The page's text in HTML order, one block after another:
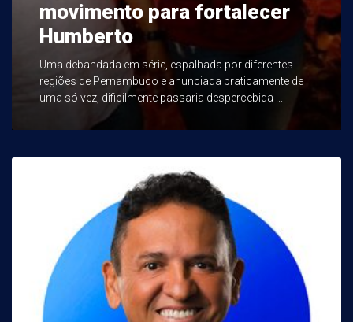
movimento para fortalecer
Humberto
Uma debandada em série, espalhada por diferentes
regiões de Pernambuco e anunciada praticamente de
uma só vez, dificilmente passaria despercebida ...